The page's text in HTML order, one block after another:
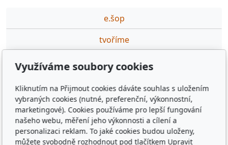
e.šop
tvoříme
podporujeme
ceník DTP,GFX prací
výuka·na·míru
Využíváme soubory cookies
Kliknutím na Přijmout cookies dáváte souhlas s uložením
vybraných cookies (nutné, preferenční, výkonnostní,
marketingové). Cookies používáme pro lepší fungování
našeho webu, měření jeho výkonnosti a cílení a
personalizaci reklam. To jaké cookies budou uloženy,
můžete svobodně rozhodnout pod tlačítkem Upravit